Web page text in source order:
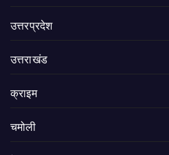
उत्तरप्रदेश
उत्तराखंड
क्राइम
चमोली